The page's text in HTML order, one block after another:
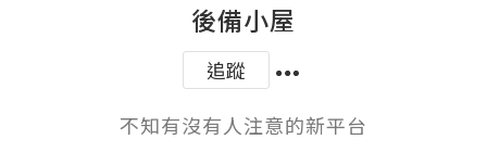
後備小屋
追蹤
不知有沒有人注意的新平台